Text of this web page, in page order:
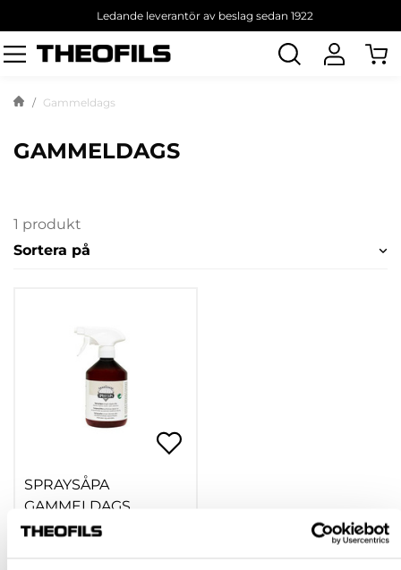
Ledande leverantör av beslag sedan 1922
Sök
produkt
Gammeldags
GAMMELDAGS
1 produkt
Sortera på
SPRAYSÅPA
GAMMELDAGS
OFÄRGAD 0,5 L